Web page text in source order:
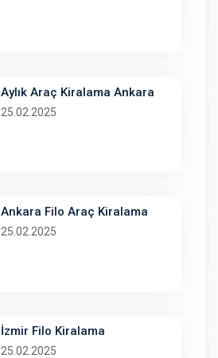
Aylık Araç Kiralama Ankara
25.02.2025
Ankara Filo Araç Kiralama
25.02.2025
İzmir Filo Kiralama
25.02.2025